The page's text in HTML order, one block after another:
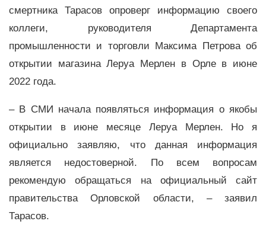
смертника Тарасов опроверг информацию своего
коллеги, руководителя Департамента
промышленности и торговли Максима Петрова об
открытии магазина Леруа Мерлен в Орле в июне
2022 года.
– В СМИ начала появляться информация о якобы
открытии в июне месяце Леруа Мерлен. Но я
официально заявляю, что данная информация
является недостоверной. По всем вопросам
рекомендую обращаться на официальный сайт
правительства Орловской области, – заявил
Тарасов.